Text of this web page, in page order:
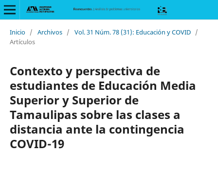
Inicio / Archivos / Vol. 31 Núm. 78 (31): Educación y COVID /
Artículos
Contexto y perspectiva de
estudiantes de Educación Media
Superior y Superior de
Tamaulipas sobre las clases a
distancia ante la contingencia
COVID-19